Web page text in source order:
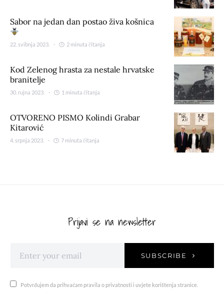
Sabor na jedan dan postao živa košnica
22. svibnja 2023. 2 minuta čitanja
Kod Zelenog hrasta za nestale hrvatske
branitelje
30. rujna 2023. 1 minuta čitanja
OTVORENO PISMO Kolindi Grabar
Kitarović
4. srpnja 2023. 7 minuta čitanja
Prijavi se na newsletter
SUBSCRIBE
Potvrđujem da prihvaćam pravila o privatnosti i uvjete korištenja stranice.